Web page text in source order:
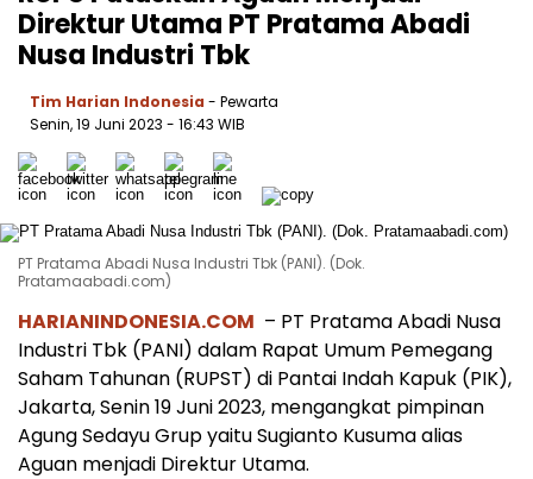
Direktur Utama PT Pratama Abadi
Nusa Industri Tbk
Tim Harian Indonesia - Pewarta
Senin, 19 Juni 2023 - 16:43 WIB
PT Pratama Abadi Nusa Industri Tbk (PANI). (Dok.
Pratamaabadi.com)
HARIANINDONESIA.COM – PT Pratama Abadi Nusa
Industri Tbk (PANI) dalam Rapat Umum Pemegang
Saham Tahunan (RUPST) di Pantai Indah Kapuk (PIK),
Jakarta, Senin 19 Juni 2023, mengangkat pimpinan
Agung Sedayu Grup yaitu Sugianto Kusuma alias
Aguan menjadi Direktur Utama.